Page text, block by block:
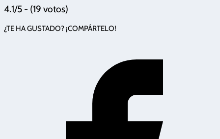
4.1/5 - (19 votos)
¿TE HA GUSTADO? ¡COMPÁRTELO!